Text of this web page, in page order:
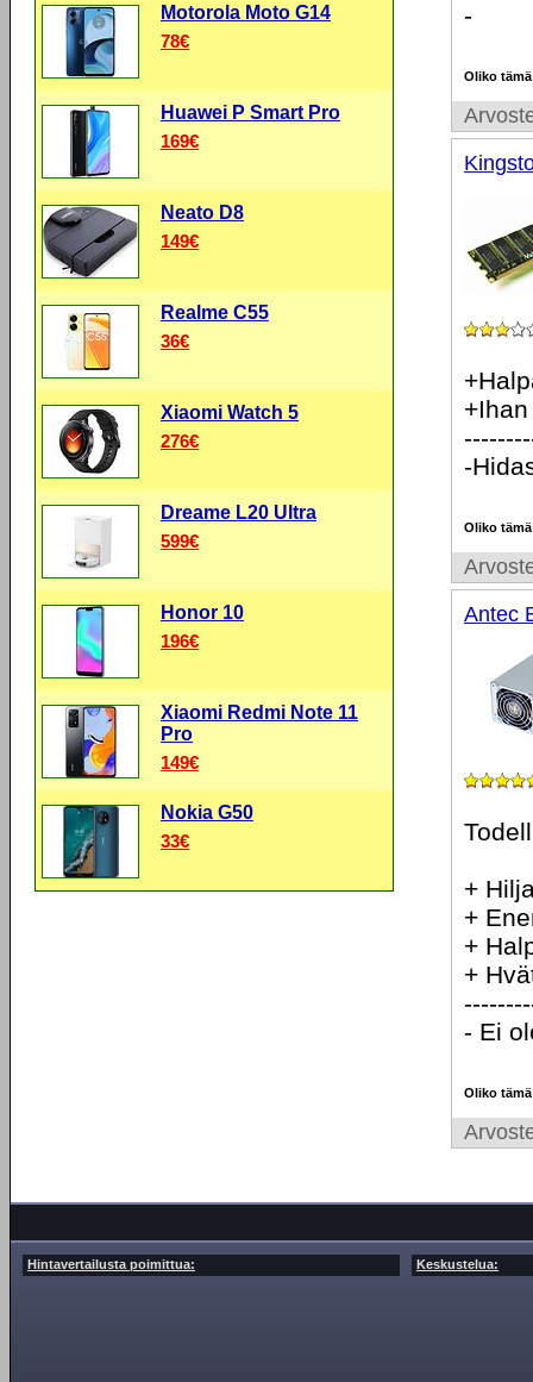
-
Oliko
-
Oliko
Antec
+
+
+
+
- Ei
Oliko
Motorola Moto G14
78€
Huawei P Smart Pro
169€
Neato D8
149€
Realme C55
36€
Xiaomi Watch 5
276€
Dreame L20 Ultra
599€
Honor 10
196€
Xiaomi Redmi Note 11
Pro
149€
Nokia G50
33€
Hintavertailusta poimittua: Keskustelua: